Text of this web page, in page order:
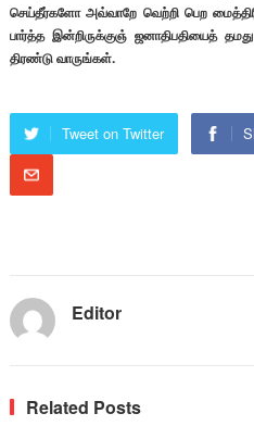
செய்தீர்களோ அவ்வாறே வெற்றி பெற
பார்த்த இன்றிருக்குஞ் ஜனாதிபதியைத்
திரண்டு வாருங்கள்.
Tweet on Twitter
Editor
Related Posts